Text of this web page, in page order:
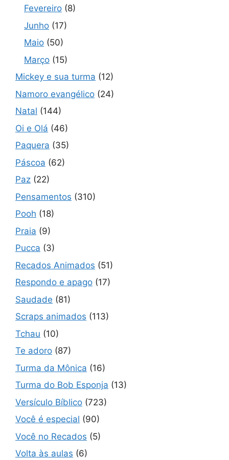
Fevereiro (8)
Junho (17)
Maio (50)
Março (15)
Mickey e sua turma (12)
Namoro evangélico (24)
Natal (144)
Oi e Olá (46)
Paquera (35)
Páscoa (62)
Paz (22)
Pensamentos (310)
Pooh (18)
Praia (9)
Pucca (3)
Recados Animados (51)
Respondo e apago (17)
Saudade (81)
Scraps animados (113)
Tchau (10)
Te adoro (87)
Turma da Mônica (16)
Turma do Bob Esponja (13)
Versículo Bíblico (723)
Você é especial (90)
Você no Recados (5)
Volta às aulas (6)